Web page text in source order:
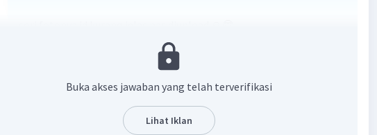
Buka akses jawaban yang telah terverifikasi
Lihat Iklan